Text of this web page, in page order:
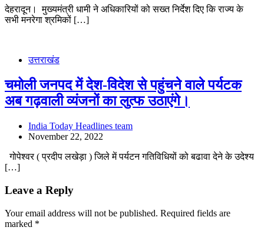
देहरादून। मुख्यमंत्री धामी ने अधिकारियों को सख्त निर्देश दिए कि राज्य के
सभी मनरेगा श्रमिकों […]
उत्तराखंड
चमोली जनपद में देश-विदेश से पहुंचने वाले पर्यटक
अब गढ़वाली व्यंजनों का लुत्फ उठाएंगे।
India Today Headlines team
November 22, 2022
गोपेश्वर ( प्रदीप लखेड़ा ) जिले में पर्यटन गतिविधियों को बढावा देने के उदेश्य
[…]
Leave a Reply
Your email address will not be published. Required fields are
marked *